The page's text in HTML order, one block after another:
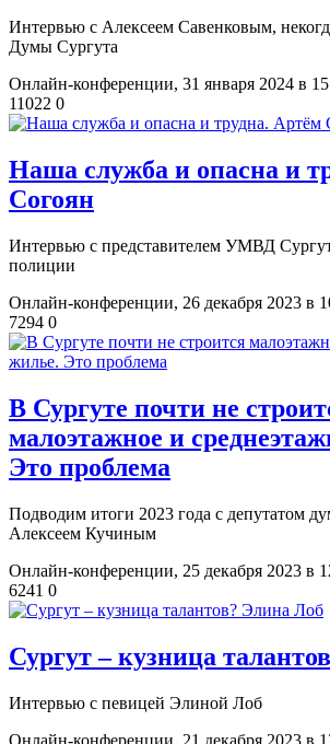
Интервью с Алексеем Савенковым,
Думы Сургута
Онлайн-конференции, 31 января 2024 в
11022 0
Наша служба и опасна и
Согоян
Интервью с представителем УМВД
полиции
Онлайн-конференции, 26 декабря 2023 в
7294 0
​В Сургуте почти не
малоэтажное и
Это проблема
Подводим итоги 2023 года с депутатом
Алексеем Кучиным
Онлайн-конференции, 25 декабря 2023 в
6241 0
Сургут – кузница
Интервью с певицей Элиной Лоб
Онлайн-конференции, 21 декабря 2023 в